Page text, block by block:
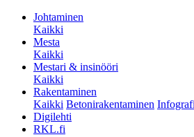
Johtaminen
Kaikki
Mesta
Kaikki
Mestari & insinööri
Kaikki
Rakentaminen
Kaikki Betonirakentaminen
Digilehti
RKL.fi